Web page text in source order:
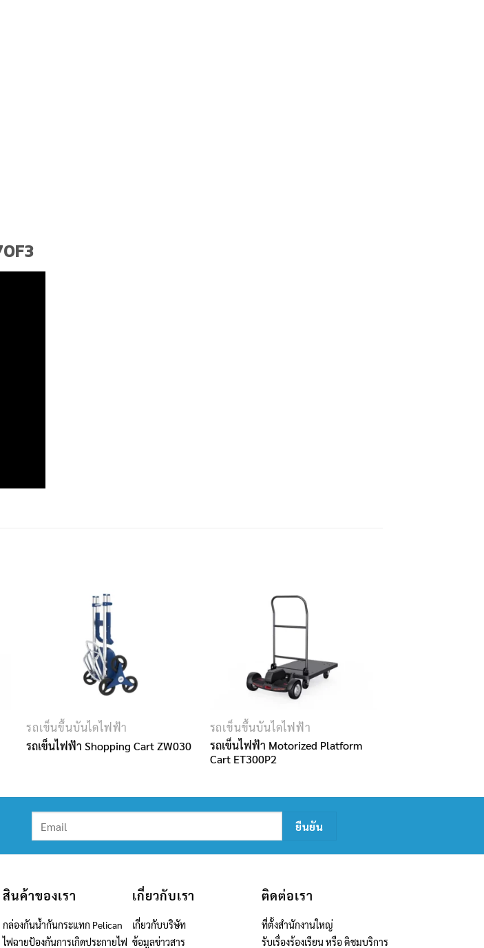
รถเข็นขึ้นบันไดไฟฟ้า
รถเข็นไฟฟ้า Shopping Cart ZW030
รถเข็นขึ้นบันไดไฟฟ้า
รถเข็นไฟฟ้า Motorized Platform
Cart ET300P2
สินค้าของเรา
กล่องกันน้ำกันกระแทก Pelican
ไฟฉายป้องกันการเกิดประกายไฟ
เกี่ยวกับเรา
เกี่ยวกับบริษัท
ข้อมูลข่าวสาร
ติดต่อเรา
ที่ตั้งสำนักงานใหญ่
รับเรื่องร้องเรียน หรือ ติชมบริการ